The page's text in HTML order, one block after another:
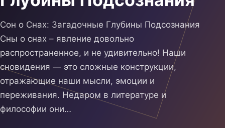
Сон о Снах: Загадочные Глубины Подсознания
Сны о снах – явление довольно
распространенное, и не удивительно! Наши
сновидения — это сложные конструкции,
отражающие наши мысли, эмоции и
переживания. Недаром в литературе и
философии они…